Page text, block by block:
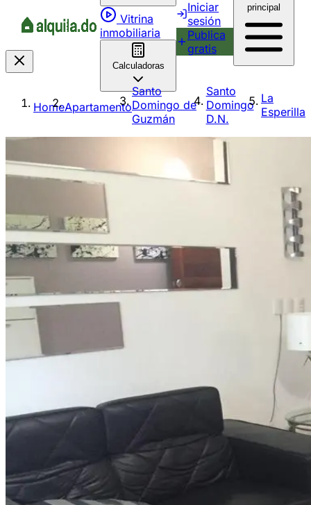
Vitrina
inmobiliaria
Calculadoras
Iniciar
sesión
Publica
gratis
principal
HomeApartamento
Santo
Domingo de
Guzmán
Santo
Domingo
D.N.
La
Esperilla